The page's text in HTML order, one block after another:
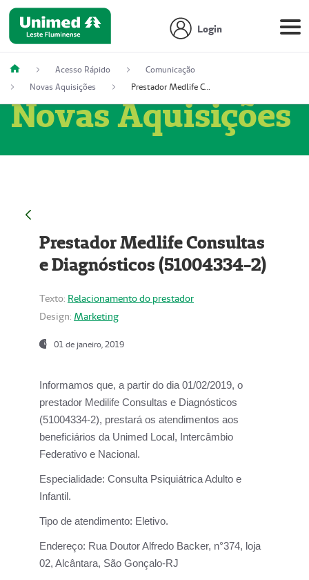
Login
Acesso Rápido
Comunicação
Novas Aquisições
Prestador Medlife Consultas e Diagnósticos (51004334-2)
Novas Aquisições
Prestador Medlife Consultas
e Diagnósticos (51004334-2)
Texto: Relacionamento do prestador
Design: Marketing
01 de janeiro, 2019
Informamos que, a partir do dia 01/02/2019, o
prestador Medilife Consultas e Diagnósticos
(51004334-2), prestará os atendimentos aos
beneficiários da Unimed Local, Intercâmbio
Federativo e Nacional.
Especialidade: Consulta Psiquiátrica Adulto e
Infantil.
Tipo de atendimento: Eletivo.
Endereço: Rua Doutor Alfredo Backer, n°374, loja
02, Alcântara, São Gonçalo-RJ